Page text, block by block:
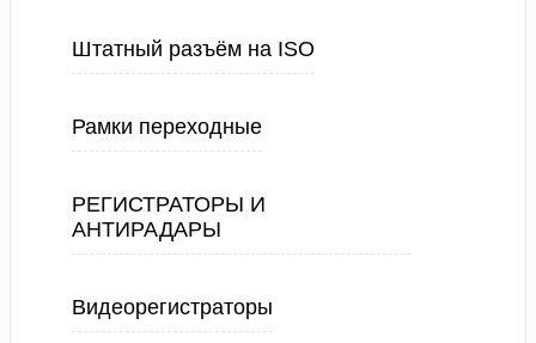
Штатный разъём на ISO
Рамки переходные
РЕГИСТРАТОРЫ И
АНТИРАДАРЫ
Видеорегистраторы